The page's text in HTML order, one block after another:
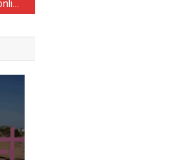
#Freeyuliatsvetkova, online meeting about LGBTQI+ rights in Russia